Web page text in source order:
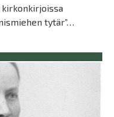
tytär”…